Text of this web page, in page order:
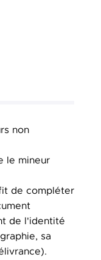
non
le mineur
de compléter
de l'identité
sa